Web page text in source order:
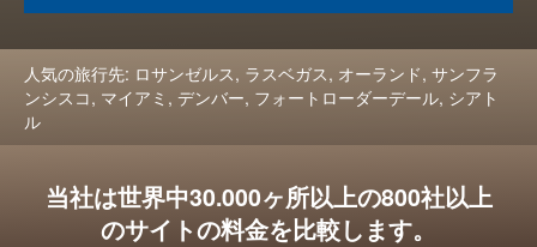
人気の旅行先: ロサンゼルス, ラスベガス, オーランド, サンフラ
ンシスコ, マイアミ , デンバー, フォートローダーデール, シアト
ル
当社は世界中30.000ヶ所以上の800社以上
のサイトの料金を比較します。